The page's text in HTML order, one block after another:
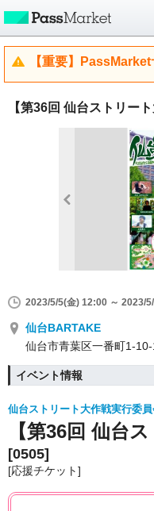
【重要】
【第36回 仙台ストリー
2023/5/5(金) 12:00 ～ 2023/
仙台BARTAKE
仙台市青葉区一番町1-
イベント情報
仙台ストリート大作戦実行委
【第36回 仙台
[0505]
[応援チケット]